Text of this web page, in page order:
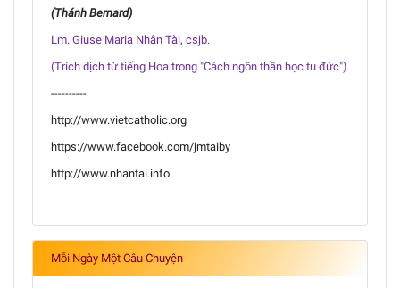
(Thánh Bernard)
Lm. Giuse Maria Nhân Tài, csjb.
(Trích dịch từ tiếng Hoa trong "Cách ngôn thần học tu đức")
----------
http://www.vietcatholic.org
https://www.facebook.com/jmtaiby
http://www.nhantai.info
Mỗi Ngày Một Câu Chuyện